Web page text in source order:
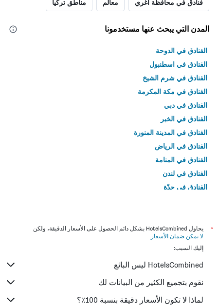
فنادق في محافظة أغري معالم مناطق تركيا
المدن التي يبحث عنها مستخدمونا
الفنادق في الدوحة
الفنادق في اسطنبول
الفنادق في شرم الشيخ
الفنادق في مكة المكرمة
الفنادق في دبي
الفنادق في الخبر
الفنادق في المدينة المنورة
الفنادق في الرياض
الفنادق في المنامة
الفنادق في لندن
الفنادق في جدّة
*
يحاول HotelsCombined بشكل دائم الحصول على الأسعار الدقيقة، ولكن
لا يمكن ضمان الأسعار .
إليك السبب:
HotelsCombined ليس البائع
نقوم بتجميع الكثير من البيانات لك
لماذا لا تكون الأسعار دقيقة بنسبة 100٪؟